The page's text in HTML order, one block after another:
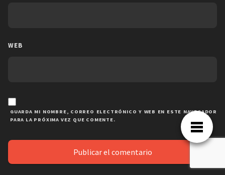
WEB
GUARDA MI NOMBRE, CORREO ELECTRÓNICO Y WEB EN ESTE NAVEGADOR
PARA LA PRÓXIMA VEZ QUE COMENTE.